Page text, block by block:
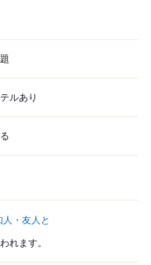
ルあり
人・友人と
れます。